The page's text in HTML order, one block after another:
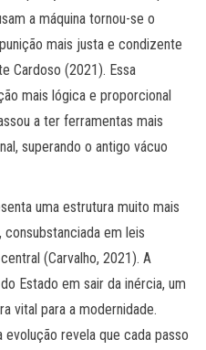
a máquina tornou-se o
mais justa e condizente
Cardoso (2021). Essa
mais lógica e proporcional
a ter ferramentas mais
superando o antigo vácuo
uma estrutura muito mais
em leis
(Carvalho, 2021). A
Estado em sair da inércia, um
vital para a modernidade.
evolução revela que cada passo